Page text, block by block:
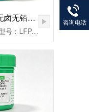
LFP-5RQ-0307 无卤无铅高温锡膏
品牌：佳金源(JJY)型号：LFP-JJY5RQ-0307T3合金成分：Sn99Ag0.3Cu0.7颗粒度：3#(25-45um）粘度：190±20Pa.S活性：高活性熔点：221-227℃峰值温度：235-255（℃）规格：500克/瓶
82
咨询电话